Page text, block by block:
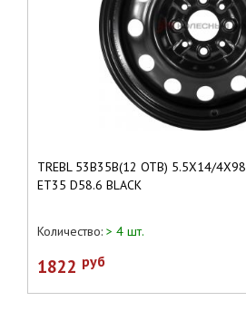
TREBL 53B35B(12 ОТВ) 5.5X14/4X98
ET35 D58.6 BLACK
Количество: > 4 шт.
1822 руб